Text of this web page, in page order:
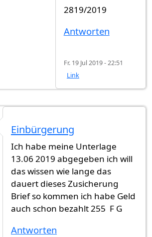
2819/2019
Antworten
Fr. 19 Jul 2019 - 22:51
Link
Einbürgerung
Ich habe meine Unterlage
13.06 2019 abgegeben ich will
das wissen wie lange das
dauert dieses Zusicherung
Brief so kommen ich habe Geld
auch schon bezahlt 255 F G
Antworten